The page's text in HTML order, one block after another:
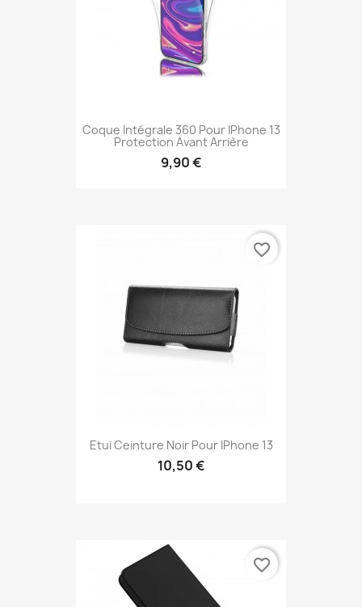
Coque Intégrale 360 Pour IPhone 13
Protection Avant Arrière
9,90 €
Etui Ceinture Noir Pour IPhone 13
10,50 €
favorite_border
favorite_border